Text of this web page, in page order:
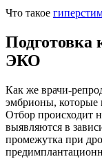
Что такое
Подготовка
ЭКО
Как же врачи-
эмбрионы, которые
Отбор происходит
выявляются в
промежутка при